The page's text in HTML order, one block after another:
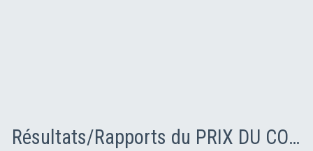
Résultats/Rapports du PRIX DU CONSEIL GENERAL DE LA MANCHE